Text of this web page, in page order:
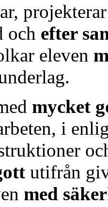
och efter
eleven
mycket
i
utifrån
med